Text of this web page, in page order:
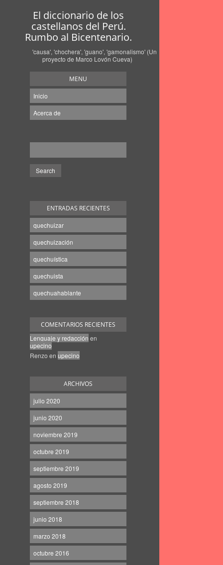
El diccionario de los
castellanos del Perú.
Rumbo al Bicentenario.
'causa', 'chochera', 'guano', 'gamonalismo' (Un
proyecto de Marco Lovón Cueva)
MENU
Inicio
Acerca de
ENTRADAS RECIENTES
quechuizar
quechuización
quechuística
quechuista
quechuahablante
COMENTARIOS RECIENTES
Lenguaje y redacción en
upecino
Renzo en upecino
ARCHIVOS
julio 2020
junio 2020
noviembre 2019
octubre 2019
septiembre 2019
agosto 2019
septiembre 2018
junio 2018
marzo 2018
octubre 2016